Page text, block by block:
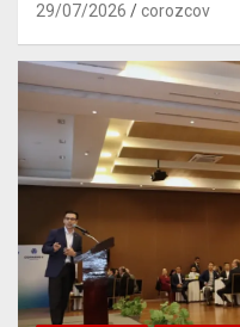
29/07/2026 corozcov